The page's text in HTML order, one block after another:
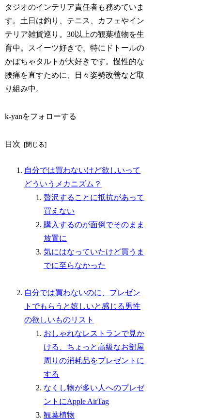
タジオのインテリア責任者も務めていま
す。土日は釣り、テニス、カフェやイン
テリア雑貨巡り。30以上の観葉植物を生
育中。スイーツ好きで、特にドトールの
かぼちゃタルトが大好きです。慢性的な
腰痛を直すために、日々姿勢改善など取
り組み中。
k-yanをフォローする
目次
自分では買わないけど欲しいって
どういうメカニズム？
贅沢することに抵抗があって
買えない
購入するのが面倒でそのまま
放置に
気にはなっていたけど買うま
でに至らなかった
自分では買わないのに、プレゼン
トでもらうと嬉しいと感じる男性
の欲しいものリスト
おしゃれなレストランで見か
ける、ちょっと高級なお部屋
周りの消耗品をプレゼントに
する
なくし物が多い人へのプレゼ
ントにApple AirTag
観葉植物